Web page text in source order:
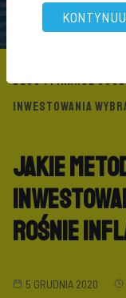
BLOG\FINANSE
INWESTOWANIA
Jakie
rośnie
5 GRUDNIA 2020